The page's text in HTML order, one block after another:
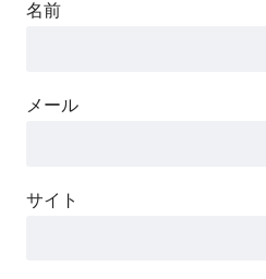
名前
メール
サイト